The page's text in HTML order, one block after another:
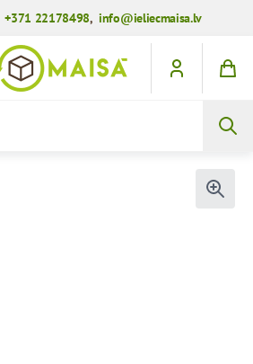
+371 22178498,info@ieliecmaisa.lv